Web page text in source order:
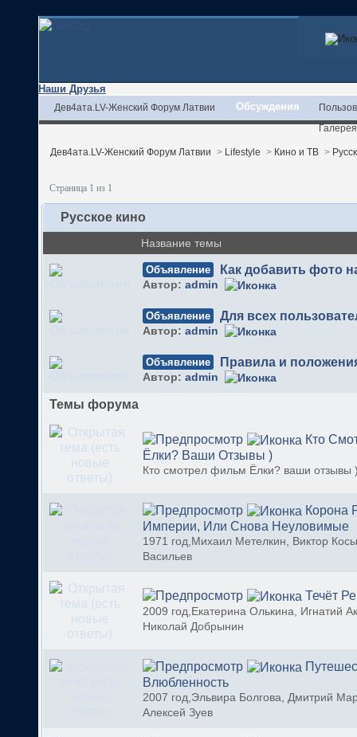
Наши Друзья
Дев4ата.LV-Женский Форум Латвии Обсуждения
Галерея
Дев4ата.LV-Женский Форум Латвии > Lifestyle > Кино и ТВ >
Страница 1 из 1
Русское кино
Название темы
Объявление Как добавить фото
Автор: admin
Объявление Для всех
Автор: admin
Объявление Правила и
Автор: admin
Темы форума
Кто
Ёлки? Ваши Отзывы )
Кто смотрел фильм Ёлки? ваши отзывы
Корона
Империи, Или Снова Неуловимые
1971 год,Михаил Метелкин, Виктор
Васильев
Течёт
2009 год,Екатерина Олькина, Игнатий
Николай Добрынин
Влюбленность
2007 год,Эльвира Болгова, Дмитрий
Алексей Зуев